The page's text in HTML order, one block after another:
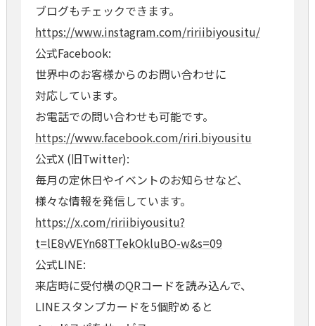
ブログもチェックできます。
https://www.instagram.com/ririibiyousitu/
公式Facebook:
世界中のお客様からのお問い合わせに
対応しています。
お電話での問い合わせも可能です。
https://www.facebook.com/riri.biyousitu
公式X (旧Twitter):
毎月の定休日やイベントのお知らせなど、
様々な情報を発信しています。
https://x.com/ririibiyousitu?
t=lE8vVEYn68TTekOkluBO-w&s=09
公式LINE:
来店時に受付横のQRコードを読み込んで、
LINEスタンプカードを5個貯めると